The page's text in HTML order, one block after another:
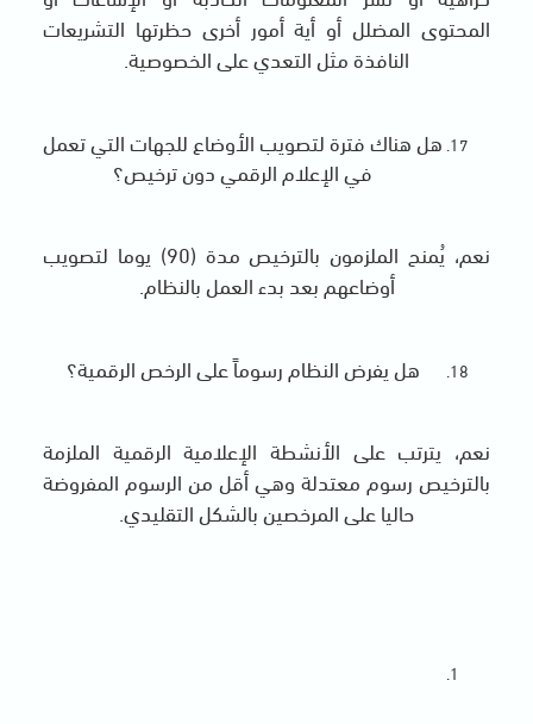
المحتوى المضلل أو أية أمور أخرى حظرتها التشريعات
النافذة مثل التعدي على الخصوصية.
هل هناك فترة لتصويب الأوضاع للجهات التي تعمل
في الإعلام الرقمي دون ترخيص؟
نعم، يُمنح الملزمون بالترخيص مدة (90) يوما لتصويب
أوضاعهم بعد بدء العمل بالنظام.
هل يفرض النظام رسوماً على الرخص الرقمية؟
نعم، يترتب على الأنشطة الإعلامية الرقمية الملزمة
بالترخيص رسوم معتدلة وهي أقل من الرسوم المفروضة
حاليا على المرخصين بالشكل التقليدي.